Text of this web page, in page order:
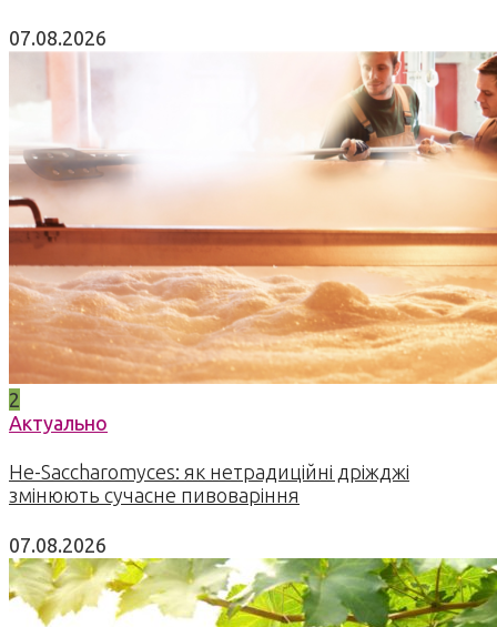
07.08.2026
2
Актуально
Не-Saccharomyces: як нетрадиційні дріжджі
змінюють сучасне пивоваріння
07.08.2026